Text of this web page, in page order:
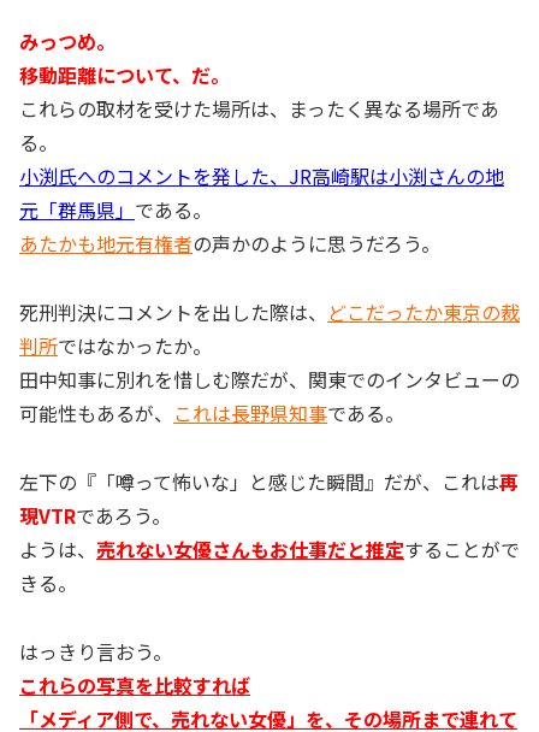
みっつめ。
移動距離について、だ。
これらの取材を受けた場所は、まったく異なる場所であ
る。
小渕氏へのコメントを発した、JR高崎駅は小渕さんの地
元「群馬県」 である。
あたかも地元有権者の声かのように思うだろう。
死刑判決にコメントを出した際は、 どこだったか東京の裁
判所ではなかったか。
田中知事に別れを惜しむ際だが、関東でのインタビューの
可能性もあるが、 これは長野県知事である。
左下の『「噂って怖いな」と感じた瞬間』だが、これは再
現VTRであろう。
ようは、 売れない女優さんもお仕事だと推定することがで
きる。
はっきり言おう。
これらの写真を比較すれば
「メディア側で、売れない女優」を、その場所まで連れて